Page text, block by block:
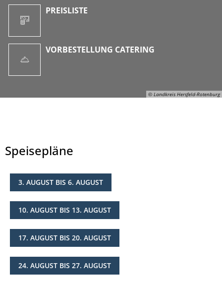
© Landkreis Hersfeld-Rotenburg
PREISLISTE
VORBESTELLUNG CATERING
Speisepläne
3. AUGUST BIS 6. AUGUST
10. AUGUST BIS 13. AUGUST
17. AUGUST BIS 20. AUGUST
24. AUGUST BIS 27. AUGUST